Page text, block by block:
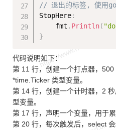
// 退出的标签, 使用
StopHere:
    fmt
. Println(
}
代码说明如下：
第 11 行，创建一个打点器，500
*time.Ticker 类型变量。
第 14 行，创建一个计时器，2
型变量。
第 17 行，声明一个变量，用于
第 20 行，每次触发后，select